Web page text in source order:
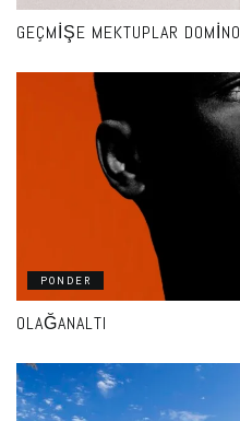
GEÇMIŞE MEKTUPLAR DOMINO
PONDER
OLAĞANALTI